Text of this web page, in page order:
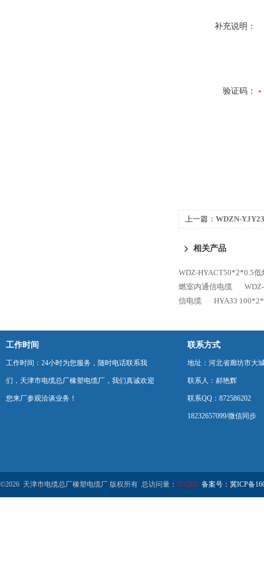
补充说明：
验证码：
上一篇： WDZN-
相关产品
WDZ-HYACT50*2*0.5
燃室内通信电缆
信电缆
HYA33
工作时间
工作时间：24小时为您服务，随时电话联系我
们，天津市电缆总厂橡塑电缆厂，我们真诚欢迎
您来厂参观洽谈业务！
联系方式
地址：河北省廊坊市大
联系人：郝艳辉
联系QQ：872586202
18232657099/微信同步
©2026 天津市电缆总厂橡塑电缆厂 版权所有 总访问量： 971203 备案号：冀ICP备